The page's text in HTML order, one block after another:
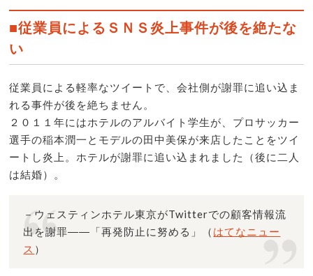
■従業員によるＳＮＳ炎上事件が後を絶たな
い
従業員による軽率なツイートで、会社側が謝罪に追い込ま
れる事件が後を絶ちません。
２０１１年にはホテルのアルバイト学生が、プロサッカー
選手の稲本潤一とモデルの田中美保が来店したことをツイ
ートし炎上。ホテルが謝罪に追い込まれました（後に二人
は結婚）。
－ウェスティンホテル東京がTwitterでの顧客情報流
出を謝罪――「再発防止に努める」（ はてなニュー
ス ）